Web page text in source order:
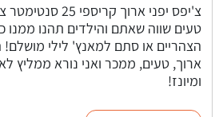
צ'יפס יפני ארוך
טעים שווה שאתם והילדים תהנו
הצהריים או סתם למאנץ' לילי מושלם!
ארוך, טעים, ממכר ואני נורא ממליץ
ומיונז!